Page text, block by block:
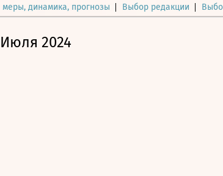
динамика, прогнозы Выбор редакции
2024